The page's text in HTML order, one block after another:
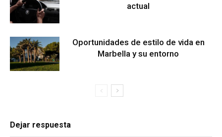
actual
Oportunidades de estilo de vida en
Marbella y su entorno
Dejar respuesta